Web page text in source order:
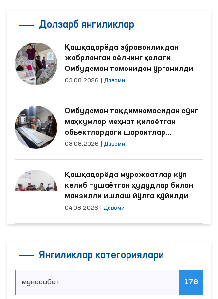
Долзарб янгиликлар
Қашқадарёда зўравонликдан
жабрланган аёлнинг ҳолати
Омбудсман томонидан ўрганилди
03.08.2026 Давоми
Омбудсман тақдимномасидан сўнг
маҳкумлар меҳнат қилаётган
объектлардаги шароитлар
яхшиланди
03.08.2026 Давоми
Қашқадарёда мурожаатлар кўп
келиб тушаётган ҳудудлар билан
манзилли ишлаш йўлга қўйилди
04.08.2026 Давоми
Янгиликлар категориялари
муносабат 176